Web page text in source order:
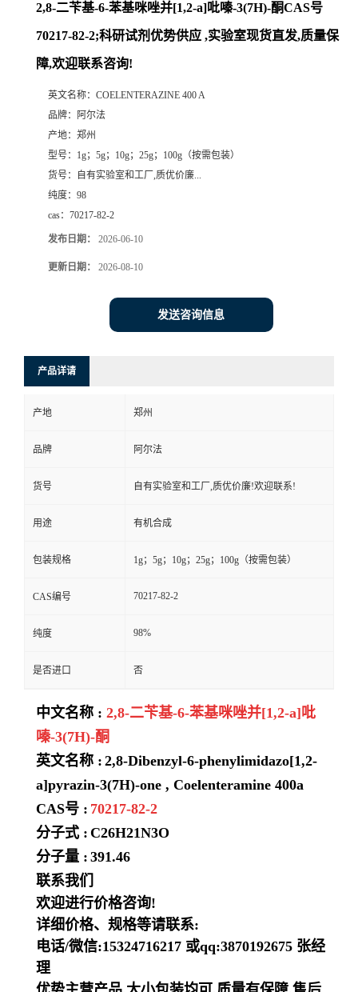
厅2,8-二苄基-6-苯基咪唑并[1,2-a]吡嗪-3(7H)-酮CAS号
70217-82-2;科研试剂优势供应 ,实验室现货直发,质量保
障,欢迎联系咨询!
英文名称： COELENTERAZINE 400 A
品牌：
阿尔法
产地： 郑州
型号： 1g；5g；10g；25g；100g（按需包装）
货号：
自有实验室和工厂,质优价廉...
纯度： 98
cas： 70217-82-2
发布日期： 2026-06-10
更新日期： 2026-08-10
发送咨询信息
产品详请
产地 郑州
品牌 阿尔法
货号 自有实验室和工厂,质优价廉!欢迎联系!
用途 有机合成
包装规格 1g；5g；10g；25g；100g（按需包装）
CAS编号 70217-82-2
纯度 98%
是否进口 否
中文名称 : 2,8-二苄基-6-苯基咪唑并[1,2-a]吡
嗪-3(7H)-酮
英文名称 : 2,8-Dibenzyl-6-phenylimidazo[1,2-
a]pyrazin-3(7H)-one , Coelenteramine 400a
CAS号 : 70217-82-2
分子式 : C26H21N3O
分子量 : 391.46
联系我们
欢迎进行价格咨询!
详细价格、规格等请联系:
电话/微信:15324716217 或qq:3870192675 张经
理